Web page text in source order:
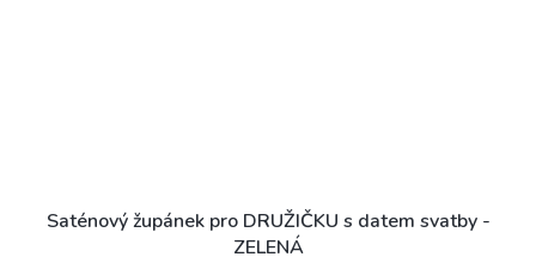
Saténový župánek pro DRUŽIČKU s datem svatby -
ZELENÁ